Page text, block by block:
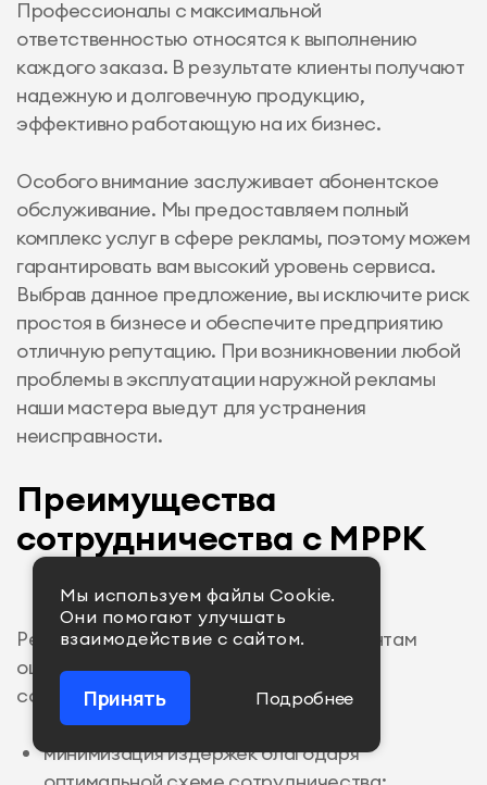
Профессионалы с максимальной
ответственностью относятся к выполнению
каждого заказа. В результате клиенты получают
надежную и долговечную продукцию,
эффективно работающую на их бизнес.
Особого внимание заслуживает абонентское
обслуживание. Мы предоставляем полный
комплекс услуг в сфере рекламы, поэтому можем
гарантировать вам высокий уровень сервиса.
Выбрав данное предложение, вы исключите риск
простоя в бизнесе и обеспечите предприятию
отличную репутацию. При возникновении любой
проблемы в эксплуатации наружной рекламы
наши мастера выедут для устранения
неисправности.
Преимущества
сотрудничества с МРРК
Рекламное агентство предлагает клиентам
оценить следующие преимущества
сотрудничества:
минимизация издержек благодаря
Мы используем файлы Сookie.
Они помогают улучшать
взаимодействие с сайтом.
Принять Подробнее